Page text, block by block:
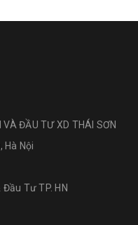
VÀ ĐẦU TƯ XD THÁI SƠN
Hà Nội
Tư TP. HN